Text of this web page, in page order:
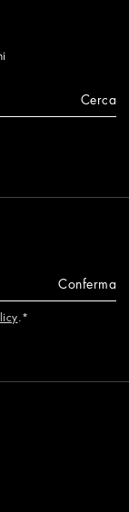
Cerca
Conferma
.